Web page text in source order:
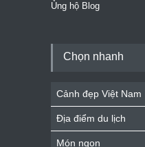
Ủng hộ Blog
Chọn nhanh
Cảnh đẹp Việt Nam
Địa điểm du lịch
Món ngon